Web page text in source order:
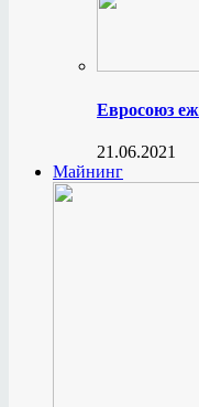
Евросоюз
21.06.2021
Майнинг